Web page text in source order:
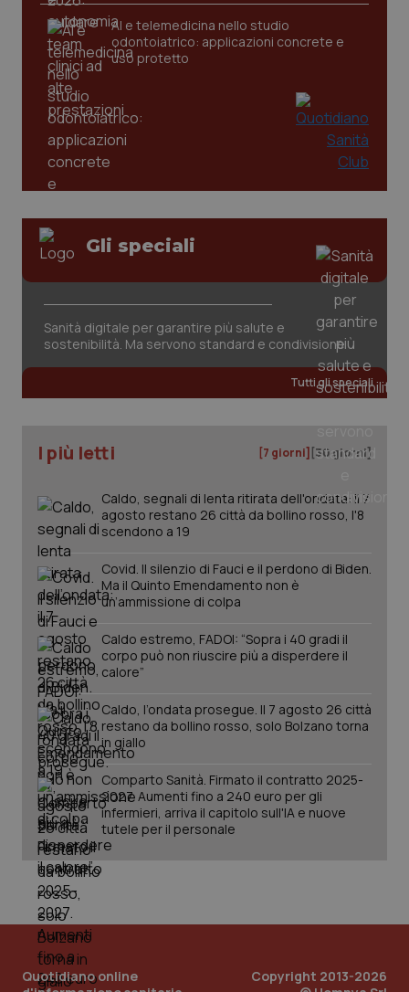
AI e telemedicina nello studio
odontoiatrico: applicazioni concrete e
uso protetto
Gli speciali
Sanità digitale per garantire più salute e
sostenibilità. Ma servono standard e condivisione
Tutti gli speciali
I più letti [7 giorni] [30 giorni]
Caldo, segnali di lenta ritirata dell'ondata: il 7
agosto restano 26 città da bollino rosso, l'8
scendono a 19
Covid. Il silenzio di Fauci e il perdono di Biden.
Ma il Quinto Emendamento non è
un’ammissione di colpa
Caldo estremo, FADOI: “Sopra i 40 gradi il
corpo può non riuscire più a disperdere il
calore”
Caldo, l’ondata prosegue. Il 7 agosto 26 città
restano da bollino rosso, solo Bolzano torna
in giallo
Comparto Sanità. Firmato il contratto 2025-
2027. Aumenti fino a 240 euro per gli
infermieri, arriva il capitolo sull'IA e nuove
tutele per il personale
Quotidiano online
Copyright 2013-2026
tracking-sites-ironfish-
session-id
www.quotidianosanita.it
Google LLC
.quotidianosanita.it
PHPSESSID
PHP.net
_ga_KM60CM4NPH .quotidianosanita.it
1